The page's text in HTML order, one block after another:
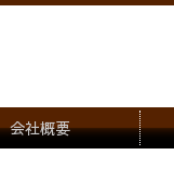
会社概要